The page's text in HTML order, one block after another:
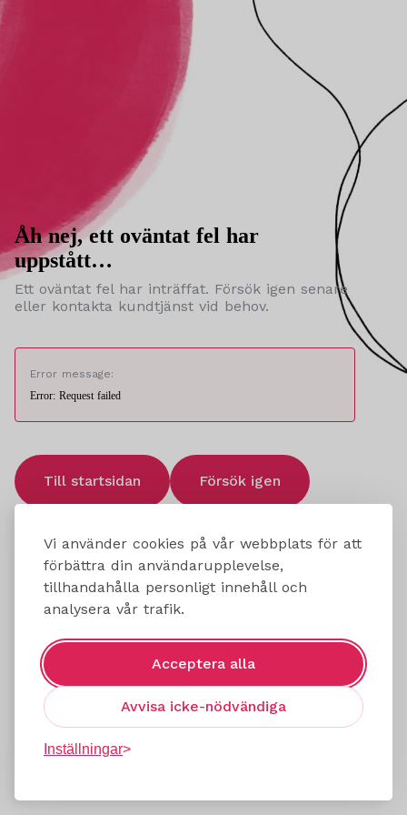
Vi använder cookies på vår webbplats för att
förbättra din användarupplevelse,
tillhandahålla personligt innehåll och
analysera vår trafik.
Acceptera alla
Avvisa icke-nödvändiga
Inställningar
Åh nej, ett oväntat fel har
uppstått…
Ett oväntat fel har inträffat. Försök igen senare
eller kontakta kundtjänst vid behov.
Error message:
Error: Request failed
Till startsidan Försök igen